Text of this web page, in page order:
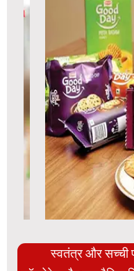
स्वतंत्र और सच्ची